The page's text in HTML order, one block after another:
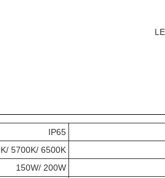
IP65
5700K/ 6500K
150W/ 200W